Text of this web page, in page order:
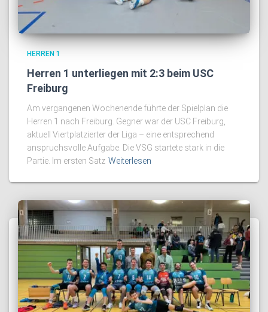
HERREN 1
Herren 1 unterliegen mit 2:3 beim USC
Freiburg
Am vergangenen Wochenende führte der Spielplan die
Herren 1 nach Freiburg. Gegner war der USC Freiburg,
aktuell Viertplatzierter der Liga – eine entsprechend
anspruchsvolle Aufgabe. Die VSG startete stark in die
Partie. Im ersten Satz Weiterlesen